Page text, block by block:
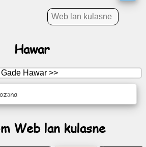
Hawar
Gade Hawar >>
Web lan kulasne